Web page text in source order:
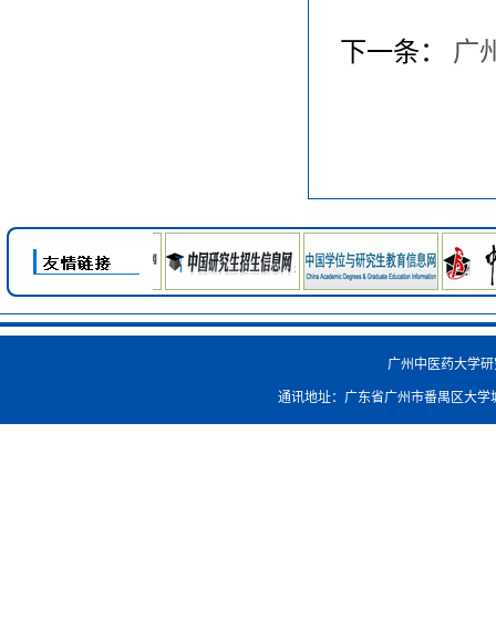
下一条： 广
广州中医药大学
通讯地址：广东省广州市番禺区大